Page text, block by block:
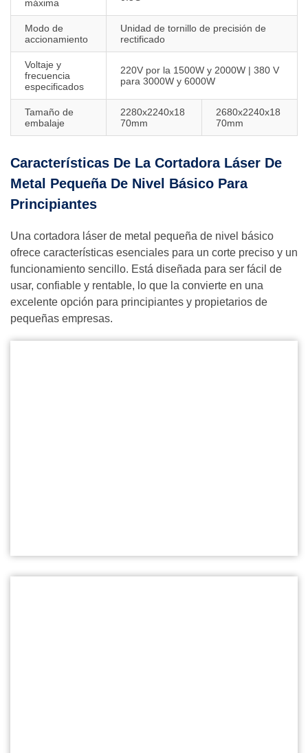
máxima
Modo de
accionamiento
Unidad de tornillo de precisión de
rectificado
Voltaje y
frecuencia
especificados
220V por la 1500W y 2000W | 380 V
para 3000W y 6000W
Tamaño de
embalaje
2280x2240x18
70mm
2680x2240x18
70mm
Características De La Cortadora Láser De
Metal Pequeña De Nivel Básico Para
Principiantes
Una cortadora láser de metal pequeña de nivel básico
ofrece características esenciales para un corte preciso y un
funcionamiento sencillo. Está diseñada para ser fácil de
usar, confiable y rentable, lo que la convierte en una
excelente opción para principiantes y propietarios de
pequeñas empresas.